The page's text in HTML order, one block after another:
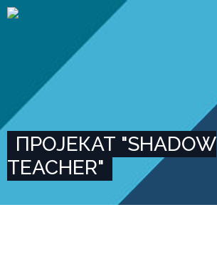
ПРОЈЕКАТ "SHADOW
TEACHER"